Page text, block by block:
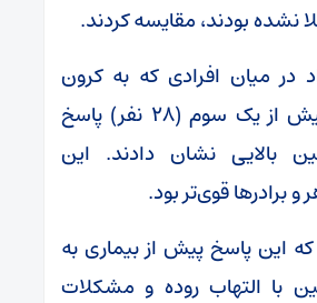
نشده بودند، مقایسه کردند.
در میان افرادی که به کرون
مبتلا شدند، بیش از یک سوم (۲۸ نفر) پاسخ
بالایی نشان دادند. این
برادرها قوی‌تر بود.
این پاسخ پیش از بیماری به
با التهاب روده و مشکلات